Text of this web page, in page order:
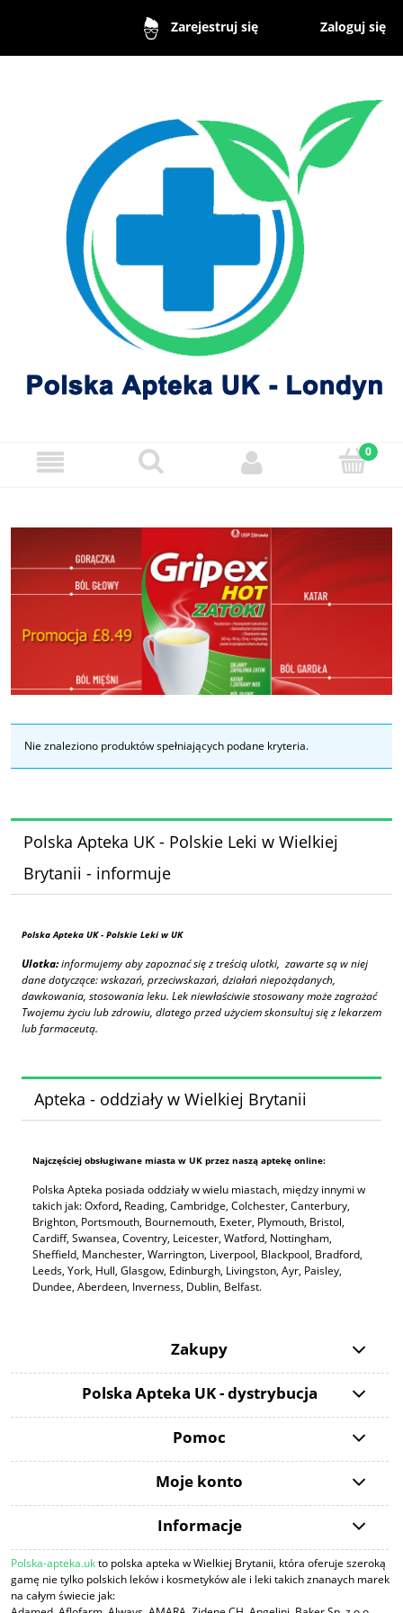
Zarejestruj się Zaloguj się
Nie znaleziono produktów spełniających podane kryteria.
Polska Apteka UK - Polskie Leki w Wielkiej
Brytanii - informuje
Polska Apteka UK- Polskie Leki w UK
Ulotka:informujemy aby zapoznać się z treścią ulotki, zawarte są w niej
dane dotyczące: wskazań, przeciwskazań, działań niepożądanych,
dawkowania, stosowania leku. Lek niewłaściwie stosowany może zagrażać
Twojemu życiu lub zdrowiu, dlatego przed użyciem skonsultuj się z lekarzem
lub farmaceutą.
Apteka - oddziały w Wielkiej Brytanii
Najczęściej obsługiwane miasta w UK przez naszą aptekę online:
Polska Apteka posiada oddziały w wielu miastach, między innymi w
takich jak: Oxford, Reading, Cambridge, Colchester, Canterbury,
Brighton, Portsmouth, Bournemouth, Exeter, Plymouth, Bristol,
Cardiff, Swansea, Coventry, Leicester, Watford, Nottingham,
Sheffield, Manchester, Warrington, Liverpool, Blackpool, Bradford,
Leeds, York, Hull, Glasgow, Edinburgh, Livingston, Ayr, Paisley,
Dundee, Aberdeen, Inverness, Dublin, Belfast.
Zakupy
Polska Apteka UK - dystrybucja
Pomoc
Moje konto
Informacje
Polska-apteka.ukto polska apteka w Wielkiej Brytanii, która oferuje szeroką
gamę nie tylko polskich leków i kosmetyków ale i leki takich znanaych marek
na całym świecie jak: